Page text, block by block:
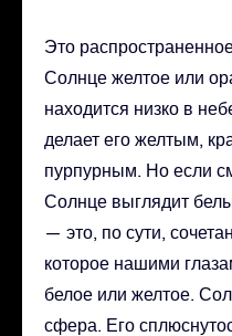
Это
Солнце желтое или
находится низко в
делает его желтым,
пурпурным. Но если
Солнце выглядит
— это, по сути,
которое нашими
белое или желтое.
сфера. Его